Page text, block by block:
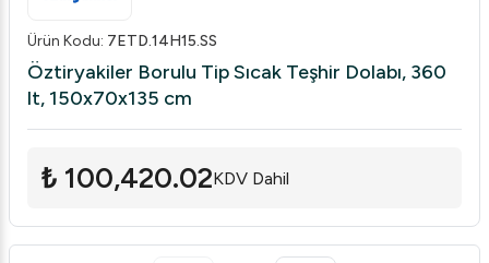
Ürün Kodu: 7ETD.14H15.SS
Öztiryakiler Borulu Tip Sıcak Teşhir Dolabı, 360
lt, 150x70x135 cm
₺ 100,420.02KDV Dahil